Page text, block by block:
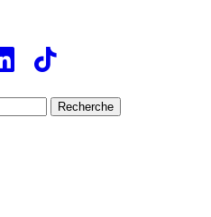
Recherche